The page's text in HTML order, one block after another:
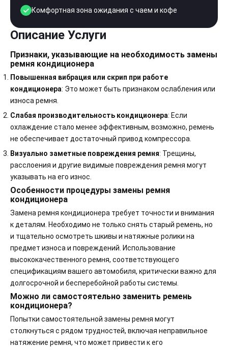
Комфортная зона ожидания с чаем и кофе
Описание Услуги
Признаки, указывающие на необходимость замены
ремня кондиционера
Повышенная вибрация или скрип при работе
кондиционера: Это может быть признаком ослабления или
износа ремня.
Слабая производительность кондиционера: Если
охлаждение стало менее эффективным, возможно, ремень
не обеспечивает достаточный привод компрессора.
Визуально заметные повреждения ремня: Трещины,
расслоения и другие видимые повреждения ремня могут
указывать на его износ.
Особенности процедуры замены ремня
кондиционера
Замена ремня кондиционера требует точности и внимания
к деталям. Необходимо не только снять старый ремень, но
и тщательно осмотреть шкивы и натяжные ролики на
предмет износа и повреждений. Использование
высококачественного ремня, соответствующего
спецификациям вашего автомобиля, критически важно для
долгосрочной и бесперебойной работы системы.
Можно ли самостоятельно заменить ремень
кондиционера?
Попытки самостоятельной замены ремня могут
столкнуться с рядом трудностей, включая неправильное
натяжение ремня, что может привести к его